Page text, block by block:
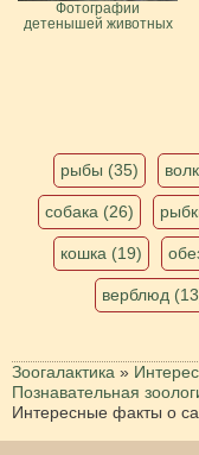
Фотографии
детенышей животных
рыбы (35)
собака (26)
кошка (19)
верблюд
Зоогалактика »
Познавательная
Интересные факты о